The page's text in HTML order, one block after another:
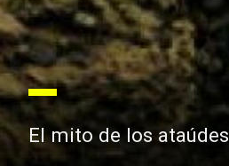
El mito de los ataúdes